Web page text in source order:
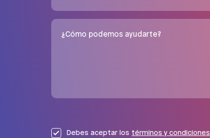
¿Cómo podemos ayudarte?
Debes aceptar los términos y condiciones